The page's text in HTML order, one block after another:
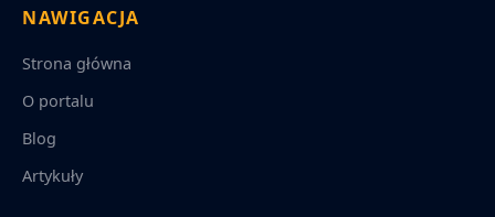
NAWIGACJA
Strona główna
O portalu
Blog
Artykuły